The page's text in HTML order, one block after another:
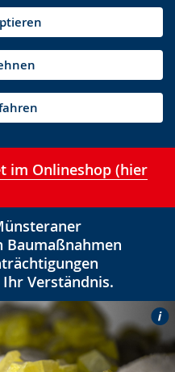
im Onlineshop (hier
Baumaßnahmen
Verständnis.